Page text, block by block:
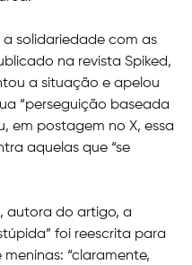
solidariedade com as
na revista Spiked,
a situação e apelou
“perseguição baseada
em postagem no X, essa
aquelas que “se
autora do artigo, a
foi reescrita para
“claramente,